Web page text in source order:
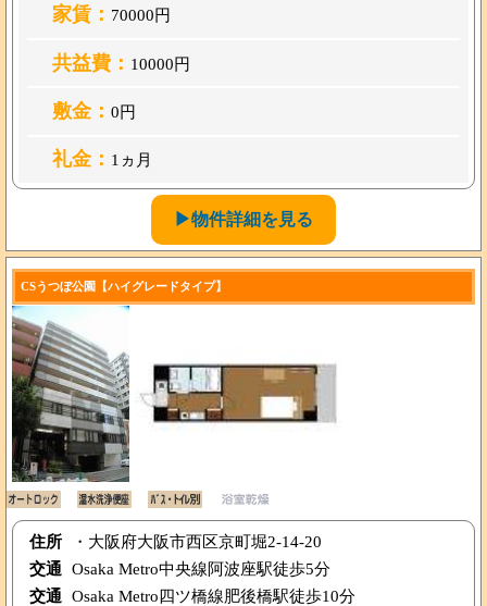
家賃： 70000円
共益費： 10000円
敷金： 0円
礼金： 1ヵ月
▶物件詳細を見る
CSうつぼ公園【ハイグレードタイプ】
住所
・大阪府大阪市西区京町堀2-14-20
交通 Osaka Metro中央線阿波座駅徒歩5分
交通 Osaka Metro四ツ橋線肥後橋駅徒歩10分